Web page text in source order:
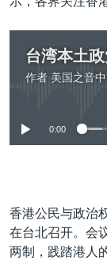
关注西藏
关注新疆
作者 美国之音
0:00
香港公民与政治
在台北召开。会
两制，践踏港人